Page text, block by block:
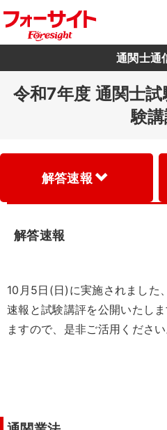
通関士通
令和7年度 通関士
験
解答速報
解答速報
10月5日(日)に実施されました
速報と試験講評を公開いたし
ますので、是非ご活用ください